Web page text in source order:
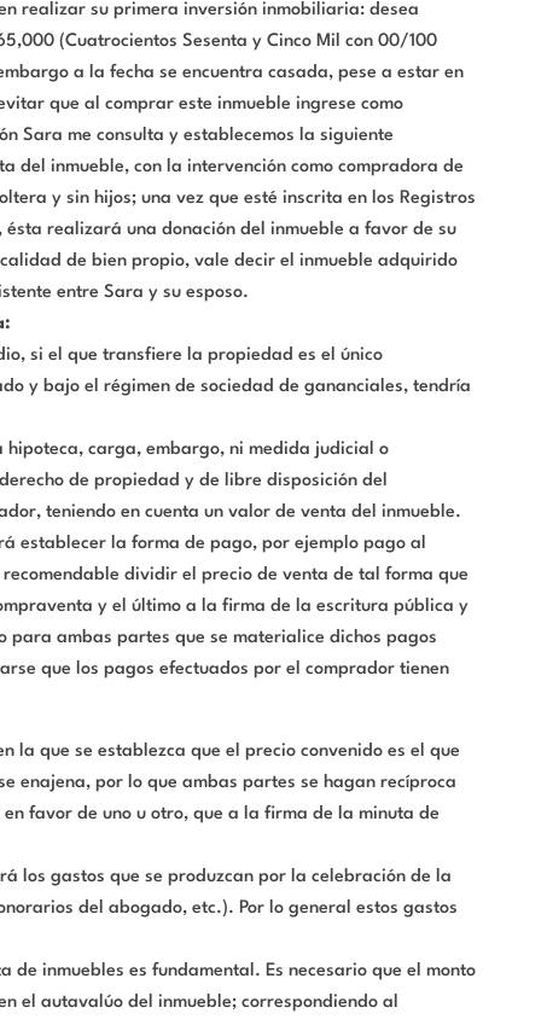
realizar su primera inversión inmobiliaria: desea
(Cuatrocientos Sesenta y Cinco Mil con 00/100
a la fecha se encuentra casada, pese a estar en
que al comprar este inmueble ingrese como
Sara me consulta y establecemos la siguiente
del inmueble, con la intervención como compradora de
y sin hijos; una vez que esté inscrita en los Registros
realizará una donación del inmueble a favor de su
de bien propio, vale decir el inmueble adquirido
entre Sara y su esposo.
si el que transfiere la propiedad es el único
y bajo el régimen de sociedad de gananciales, tendría
hipoteca, carga, embargo, ni medida judicial o
de propiedad y de libre disposición del
teniendo en cuenta un valor de venta del inmueble.
establecer la forma de pago, por ejemplo pago al
dividir el precio de venta de tal forma que
y el último a la firma de la escritura pública y
para ambas partes que se materialice dichos pagos
que los pagos efectuados por el comprador tienen
la que se establezca que el precio convenido es el que
enajena, por lo que ambas partes se hagan recíproca
favor de uno u otro, que a la firma de la minuta de
los gastos que se produzcan por la celebración de la
del abogado, etc.). Por lo general estos gastos
inmuebles es fundamental. Es necesario que el monto
el autavalúo del inmueble; correspondiendo al